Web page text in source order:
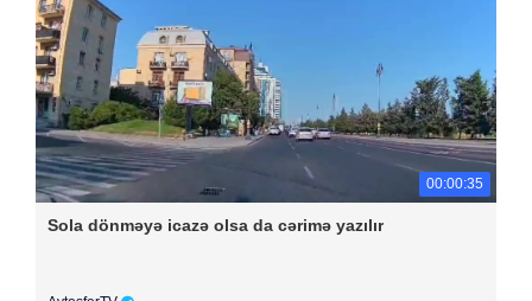
00:00:35
Sola dönməyə icazə olsa da cərimə yazılır